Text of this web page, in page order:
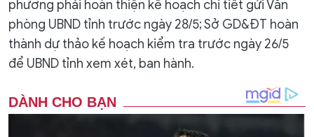
phương phải hoàn thiện kế hoạch chi tiết gửi Văn
phòng UBND tỉnh trước ngày 28/5; Sở GD&ĐT hoàn
thành dự thảo kế hoạch kiểm tra trước ngày 26/5
để UBND tỉnh xem xét, ban hành.